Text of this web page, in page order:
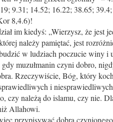
9.31; 14.52; 16.22; 38.65;
8,4.6)!
im kiedyś: „Wierzysz, że jest
należy pamiętać, jest
w ludziach poczucie winy i
gdy muzułmanin czyni dobro,
Rzeczywiście, Bóg, który
i
czy należą do islamu, czy nie.
Allahowi.
przypisywać dobra